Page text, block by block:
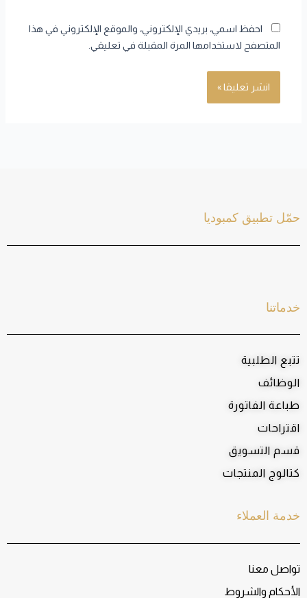
احفظ اسمي، بريدي الإلكتروني، والموقع الإلكتروني في هذا
المتصفح لاستخدامها المرة المقبلة في تعليقي.
خدمة العملاء
تواصل معنا
الأحكام والشروط
خدماتنا
تتبع الطلبية
الوظائف
طباعة الفاتورة
اقتراحات
قسم التسويق
كتالوج المنتجات
حمّل تطبيق كمبوديا